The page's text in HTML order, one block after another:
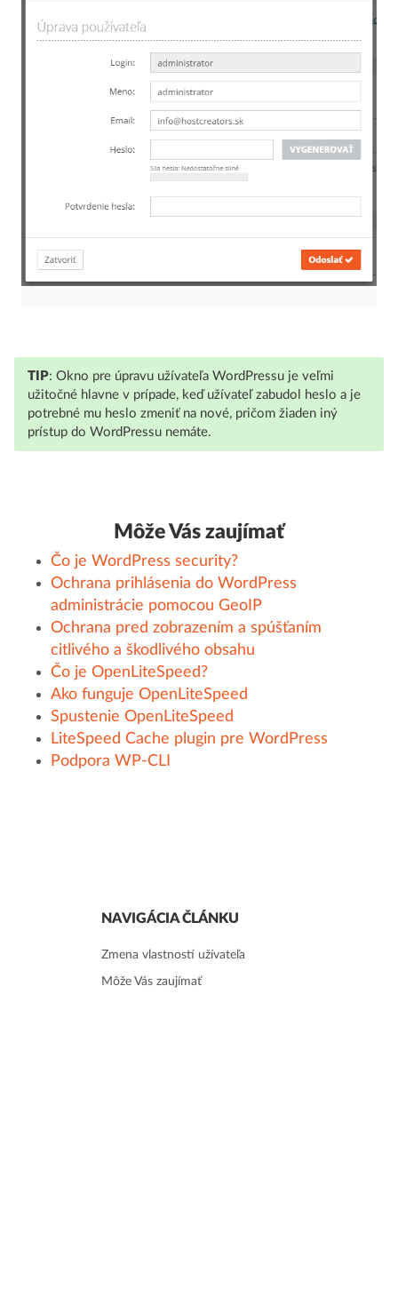
TIP: Okno pre úpravu užívateľa WordPressu je veľmi
užitočné hlavne v prípade, keď užívateľ zabudol heslo a je
potrebné mu heslo zmeniť na nové, pričom žiaden iný
prístup do WordPressu nemáte.
Môže Vás zaujímať
Čo je WordPress security?
Ochrana prihlásenia do WordPress
administrácie pomocou GeoIP
Ochrana pred zobrazením a spúšťaním
citlivého a škodlivého obsahu
Čo je OpenLiteSpeed?
Ako funguje OpenLiteSpeed
Spustenie OpenLiteSpeed
LiteSpeed Cache plugin pre WordPress
Podpora WP-CLI
NAVIGÁCIA ČLÁNKU
Zmena vlastností užívateľa
Môže Vás zaujímať